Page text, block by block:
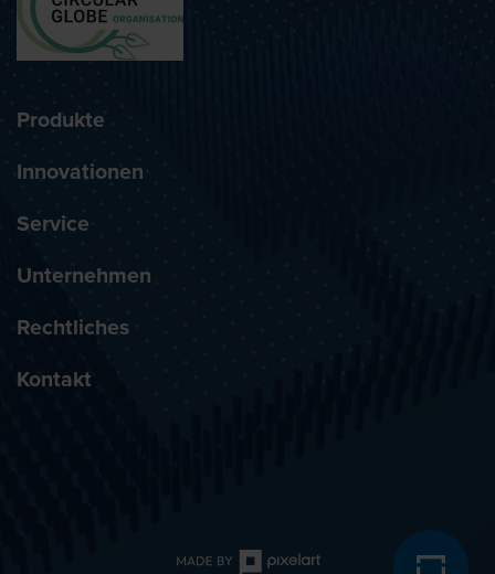
Produkte
Innovationen
Service
Unternehmen
Rechtliches
Kontakt